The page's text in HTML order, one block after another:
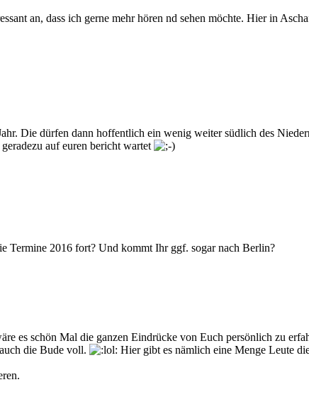
an, dass ich gerne mehr hören nd sehen möchte. Hier in
Die dürfen dann hoffentlich ein wenig weiter südlich des
auf euren bericht wartet
Termine 2016 fort? Und kommt Ihr ggf. sogar nach Berlin?
es schön Mal die ganzen Eindrücke von Euch persönlich zu
die Bude voll.
Hier gibt es nämlich eine Menge Leute